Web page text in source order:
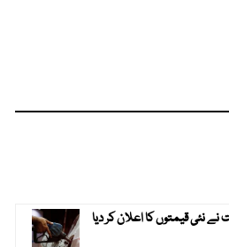
نئی قیمتوں کا اعلان کر دیا